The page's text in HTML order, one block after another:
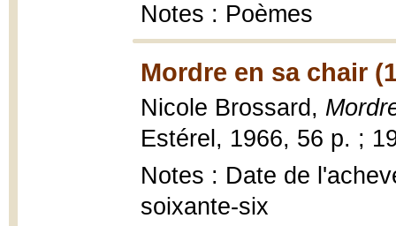
Notes : Poèmes
Mordre en sa chair
Nicole Brossard,
Estérel, 1966, 56 p. ;
Notes : Date de
soixante-six